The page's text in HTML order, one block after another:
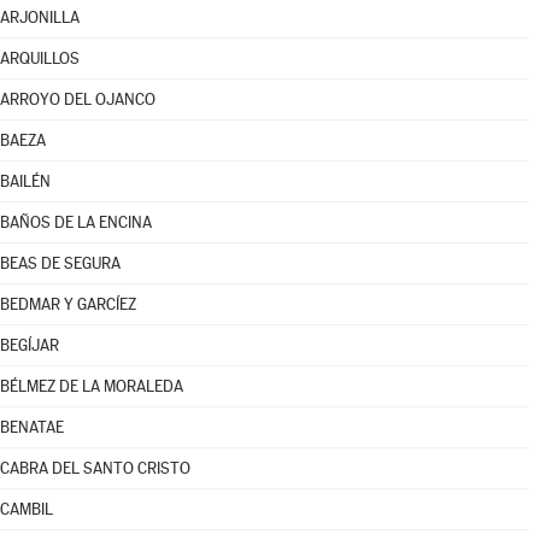
ARJONILLA
ARQUILLOS
ARROYO DEL OJANCO
BAEZA
BAILÉN
BAÑOS DE LA ENCINA
BEAS DE SEGURA
BEDMAR Y GARCÍEZ
BEGÍJAR
BÉLMEZ DE LA MORALEDA
BENATAE
CABRA DEL SANTO CRISTO
CAMBIL